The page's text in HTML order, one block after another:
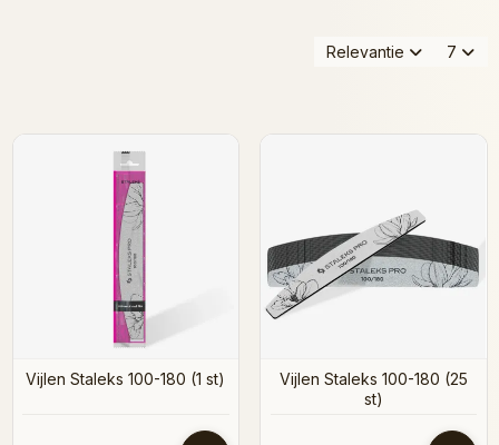
Relevantie 7
Vijlen Staleks 100-180 (1 st)
Vijlen Staleks 100-180 (25
st)